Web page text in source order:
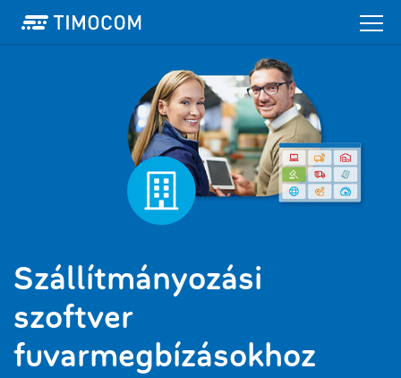
Szállítmányozási
szoftver
fuvarmegbízásokhoz